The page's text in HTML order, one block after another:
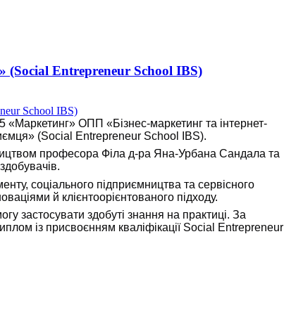
(Social Entrepreneur School IBS)
«Маркетинг» ОПП «Бізнес-маркетинг та інтернет-
(Social Entrepreneur School IBS).
професора Філа д-ра Яна-Урбана Сандала та
соціального підприємництва та сервісного
й клієнтоорієнтованого підходу.
застосувати здобуті знання на практиці. За
із присвоєнням кваліфікації Social Entrepreneur